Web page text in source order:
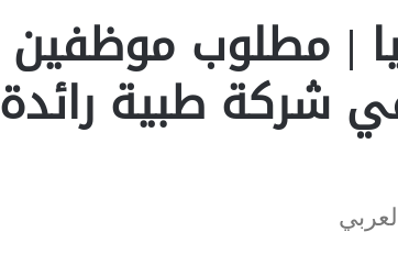
| مطلوب موظفين
شركة طبية رائدة